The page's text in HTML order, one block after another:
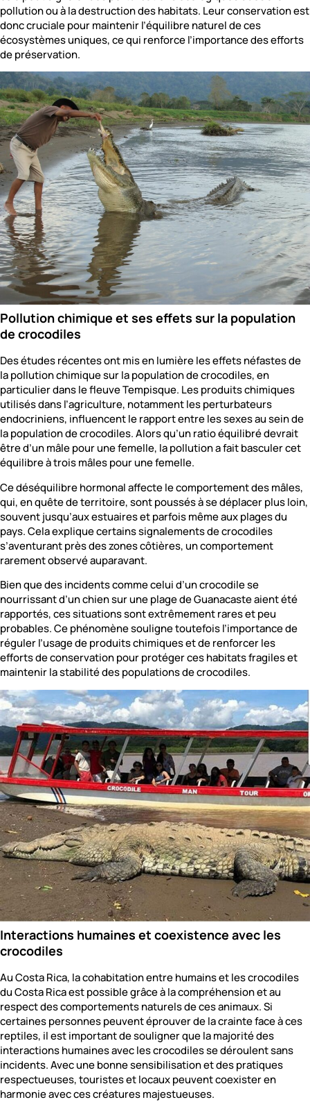
pollution ou à la destruction des habitats. Leur conservation est
donc cruciale pour maintenir l’équilibre naturel de ces
écosystèmes uniques, ce qui renforce l’importance des efforts
de préservation.
Pollution chimique et ses effets sur la population
de crocodiles
Des études récentes ont mis en lumière les effets néfastes de
la pollution chimique sur la population de crocodiles, en
particulier dans le fleuve Tempisque. Les produits chimiques
utilisés dans l’agriculture, notamment les perturbateurs
endocriniens, influencent le rapport entre les sexes au sein de
la population de crocodiles. Alors qu’un ratio équilibré devrait
être d’un mâle pour une femelle, la pollution a fait basculer cet
équilibre à trois mâles pour une femelle.
Ce déséquilibre hormonal affecte le comportement des mâles,
qui, en quête de territoire, sont poussés à se déplacer plus loin,
souvent jusqu’aux estuaires et parfois même aux plages du
pays. Cela explique certains signalements de crocodiles
s’aventurant près des zones côtières, un comportement
rarement observé auparavant.
Bien que des incidents comme celui d’un crocodile se
nourrissant d’un chien sur une plage de Guanacaste aient été
rapportés, ces situations sont extrêmement rares et peu
probables. Ce phénomène souligne toutefois l’importance de
réguler l’usage de produits chimiques et de renforcer les
efforts de conservation pour protéger ces habitats fragiles et
maintenir la stabilité des populations de crocodiles.
Interactions humaines et coexistence avec les
crocodiles
Au Costa Rica, la cohabitation entre humains et les crocodiles
du Costa Rica est possible grâce à la compréhension et au
respect des comportements naturels de ces animaux. Si
certaines personnes peuvent éprouver de la crainte face à ces
reptiles, il est important de souligner que la majorité des
interactions humaines avec les crocodiles se déroulent sans
incidents. Avec une bonne sensibilisation et des pratiques
respectueuses, touristes et locaux peuvent coexister en
harmonie avec ces créatures majestueuses.